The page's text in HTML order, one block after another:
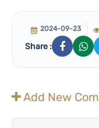
2024-09-23
Share :
Add New